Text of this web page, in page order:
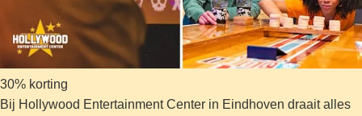
30% korting
Bij Hollywood Entertainment Center in Eindhoven draait alles